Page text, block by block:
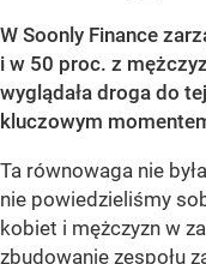
W Soonly Finance
i w 50 proc. z
wyglądała droga do
kluczowym
Ta równowaga nie
nie powiedzieliśmy
kobiet i mężczyzn w
zbudowanie zespołu